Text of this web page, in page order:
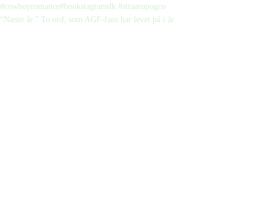
“Næste år.” To ord, som AGF-fans har levet på i år